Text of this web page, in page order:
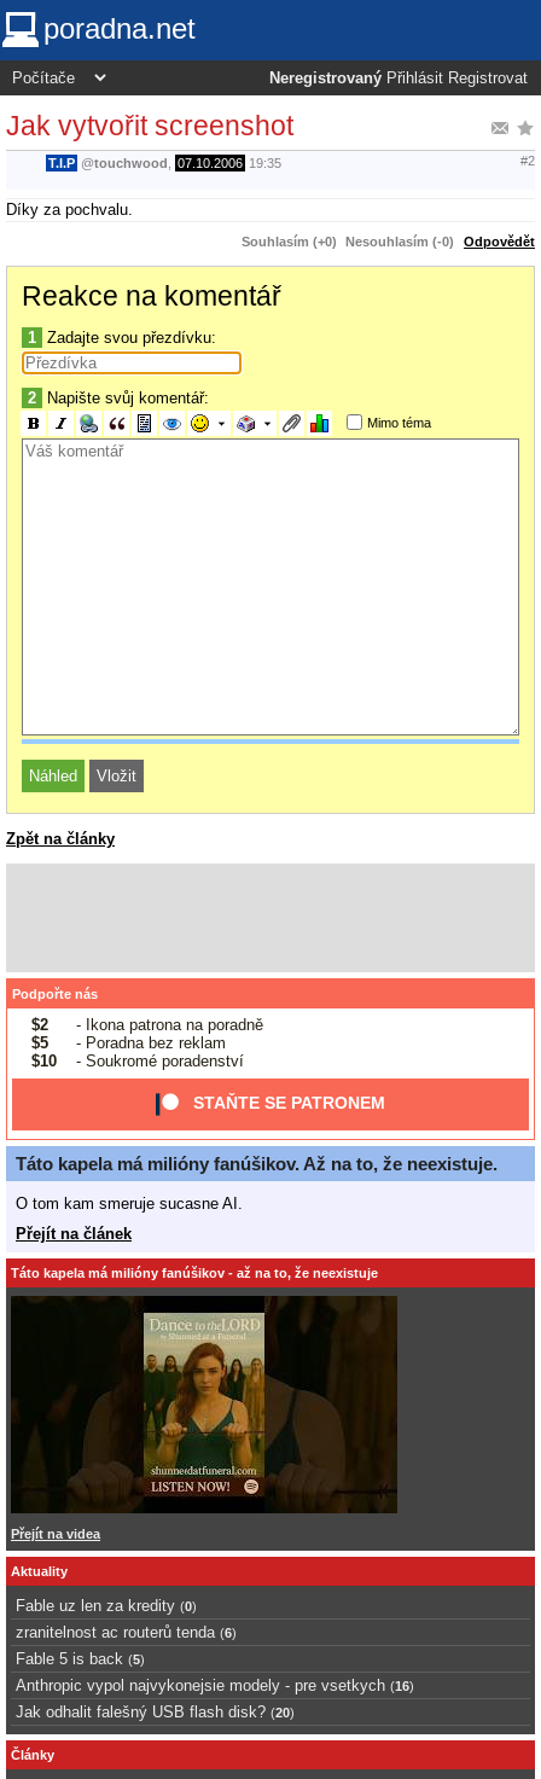
poradna.net
Neregistrovaný Přihlásit Registrovat
Jak vytvořit screenshot
T.I.P @touchwood 07.10.2006 19:35 #2
Díky za pochvalu.
Souhlasím (+0) Nesouhlasím (-0) Odpovědět
Reakce na komentář
1 Zadajte svou přezdívku:
2 Napište svůj komentář:
Mimo téma
Zpět na články
Podpořte nás
$2
- Ikona patrona na poradně
$5
- Poradna bez reklam
$10
- Soukromé poradenství
STAŇTE SE PATRONEM
Táto kapela má milióny fanúšikov. Až na to, že neexistuje.
O tom kam smeruje sucasne AI.
Přejít na článek
Táto kapela má milióny fanúšikov - až na to, že neexistuje
Přejít na videa
Aktuality
Fable uz len za kredity (0)
zranitelnost ac routerů tenda (6)
Fable 5 is back (5)
Anthropic vypol najvykonejsie modely - pre vsetkych (16)
Jak odhalit falešný USB flash disk? (20)
Články